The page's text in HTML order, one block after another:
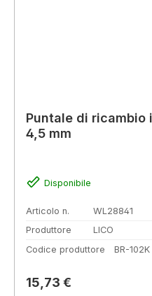
Puntale di ricambio
4,5 mm
Disponibile
Articolo n.
WL28841
Produttore
LICO
Codice produttore
BR-102K
Prezzo normale:
15,73 €